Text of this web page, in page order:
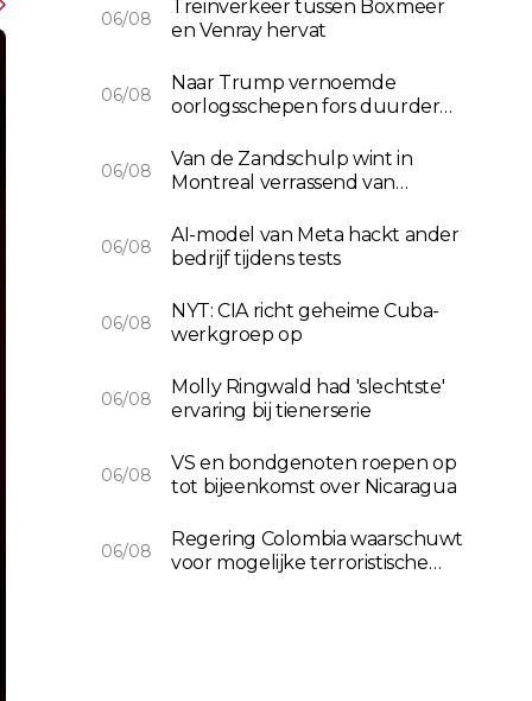
06/08
Treinverkeer tussen Boxmeer
en Venray hervat
06/08
Naar Trump vernoemde
oorlogsschepen fors duurder
06/08
Van de Zandschulp wint in
Montreal verrassend van
06/08
AI-model van Meta hackt ander
bedrijf tijdens tests
06/08
NYT: CIA richt geheime Cuba-
werkgroep op
06/08
Molly Ringwald had 'slechtste'
ervaring bij tienerserie
06/08
VS en bondgenoten roepen op
tot bijeenkomst over Nicaragua
06/08
Regering Colombia waarschuwt
voor mogelijke terroristische